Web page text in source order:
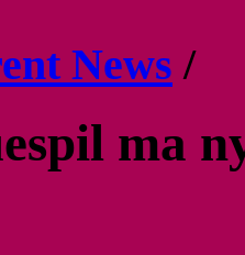
News /
ma